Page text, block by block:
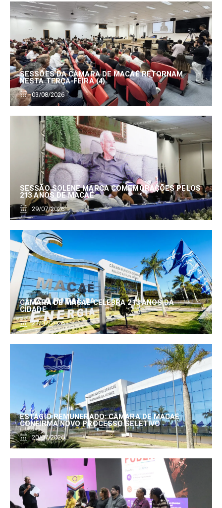
SESSÕES DA CÂMARA DE MACAÉ RETORNAM
NESTA TERÇA-FEIRA (4)
03/08/2026
SESSÃO SOLENE MARCA COMEMORAÇÕES PELOS
213 ANOS DE MACAÉ
29/07/2026
CÂMARA DE MACAÉ CELEBRA 213 ANOS DA
CIDADE
27/07/2026
ESTÁGIO REMUNERADO: CÂMARA DE MACAÉ
CONFIRMA NOVO PROCESSO SELETIVO
20/07/2026